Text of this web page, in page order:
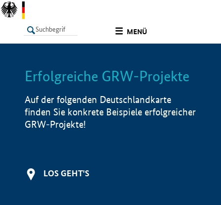
MENÜ
LISTE Info
Erfolgreiche GRW-Projekte
Auf der folgenden Deutschlandkarte
finden Sie konkrete Beispiele erfolgreicher
GRW-Projekte!
LOS GEHT'S